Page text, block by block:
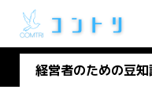
経営者のための豆知